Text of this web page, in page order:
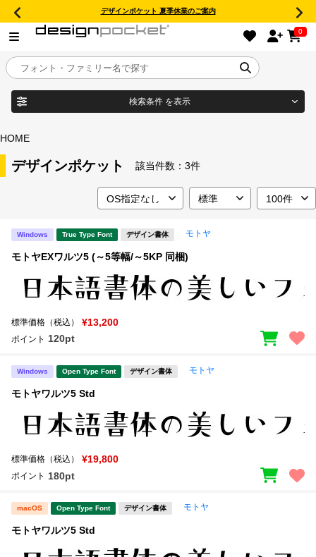
デザインポケット 夏季休業のご案内
0
目的別フォントガイド
特集
年間ライセンス商品
キャンペーン一覧
新着一覧
マイページ
お気に入り
ご利用ガイド
よくあるご質問
検索条件 を表示
宋朝体
教科書体 行書体
江戸文字
すべてを表示
HOME
デザインポケット 該当件数： 3件
Windows True Type Font デザイン書体 モトヤ
モトヤEXワルツ5 (～5等幅/～5KP 同梱)
標準価格（税込） ¥13,200
ポイント 120pt
Windows Open Type Font デザイン書体 モトヤ
モトヤワルツ5 Std
標準価格（税込） ¥19,800
ポイント 180pt
macOS Open Type Font デザイン書体 モトヤ
モトヤワルツ5 Std